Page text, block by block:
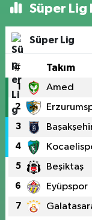
Süper Lig
Süper Lig
# Takım
1 Amed
2
3
4
5 Beşiktaş
6 Eyüpspor
7